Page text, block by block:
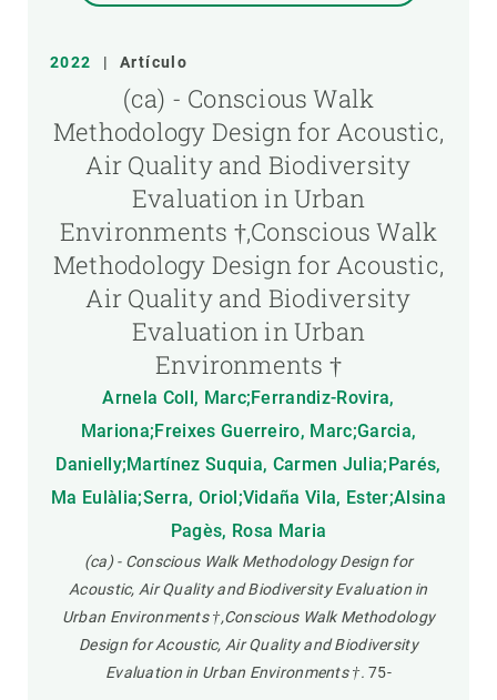
2022 | Artículo
(ca) - Conscious Walk
Methodology Design for Acoustic,
Air Quality and Biodiversity
Evaluation in Urban
Environments †,Conscious Walk
Methodology Design for Acoustic,
Air Quality and Biodiversity
Evaluation in Urban
Environments †
Arnela Coll, Marc;Ferrandiz-Rovira,
Mariona;Freixes Guerreiro, Marc;Garcia,
Danielly;Martínez Suquia, Carmen Julia;Parés,
Ma Eulàlia;Serra, Oriol;Vidaña Vila, Ester;Alsina
Pagès, Rosa Maria
(ca) - Conscious Walk Methodology Design for
Acoustic, Air Quality and Biodiversity Evaluation in
Urban Environments †,Conscious Walk Methodology
Design for Acoustic, Air Quality and Biodiversity
Evaluation in Urban Environments †. 75-